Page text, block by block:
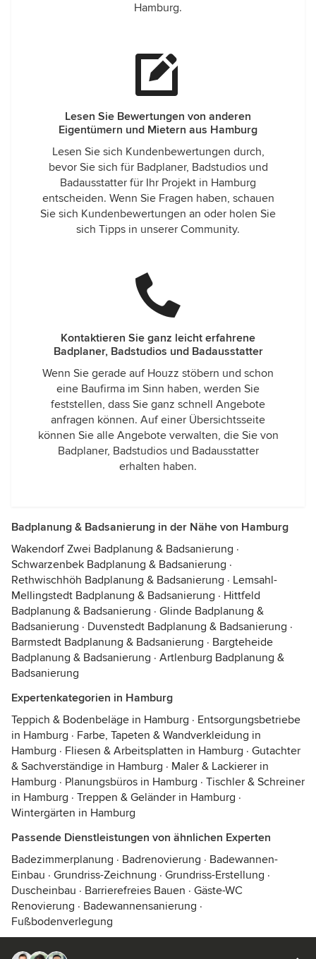
Hamburg.
Lesen Sie Bewertungen von anderen
Eigentümern und Mietern aus Hamburg
Lesen Sie sich Kundenbewertungen durch,
bevor Sie sich für Badplaner, Badstudios und
Badausstatter für Ihr Projekt in Hamburg
entscheiden. Wenn Sie Fragen haben, schauen
Sie sich Kundenbewertungen an oder holen Sie
sich Tipps in unserer Community.
Kontaktieren Sie ganz leicht erfahrene
Badplaner, Badstudios und Badausstatter
Wenn Sie gerade auf Houzz stöbern und schon
eine Baufirma im Sinn haben, werden Sie
feststellen, dass Sie ganz schnell Angebote
anfragen können. Auf einer Übersichtsseite
können Sie alle Angebote verwalten, die Sie von
Badplaner, Badstudios und Badausstatter
erhalten haben.
Badplanung & Badsanierung in der Nähe von Hamburg
Wakendorf Zwei Badplanung & Badsanierung ·
Schwarzenbek Badplanung & Badsanierung ·
Rethwischhöh Badplanung & Badsanierung · Lemsahl-
Mellingstedt Badplanung & Badsanierung · Hittfeld
Badplanung & Badsanierung · Glinde Badplanung &
Badsanierung · Duvenstedt Badplanung & Badsanierung ·
Barmstedt Badplanung & Badsanierung · Bargteheide
Badplanung & Badsanierung · Artlenburg Badplanung &
Badsanierung
Expertenkategorien in Hamburg
Teppich & Bodenbeläge in Hamburg · Entsorgungsbetriebe
in Hamburg · Farbe, Tapeten & Wandverkleidung in
Hamburg · Fliesen & Arbeitsplatten in Hamburg · Gutachter
& Sachverständige in Hamburg · Maler & Lackierer in
Hamburg · Planungsbüros in Hamburg · Tischler & Schreiner
in Hamburg · Treppen & Geländer in Hamburg ·
Wintergärten in Hamburg
Passende Dienstleistungen von ähnlichen Experten
Badezimmerplanung · Badrenovierung · Badewannen-
Einbau · Grundriss-Zeichnung · Grundriss-Erstellung ·
Duscheinbau · Barrierefreies Bauen · Gäste-WC
Renovierung · Badewannensanierung ·
Fußbodenverlegung